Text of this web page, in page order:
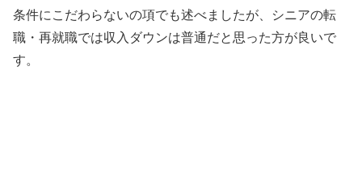
条件にこだわらないの項でも述べましたが、シニアの転
職・再就職では収入ダウンは普通だと思った方が良いで
す。